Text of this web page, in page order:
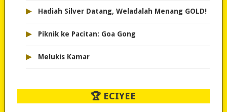
▸ Hadiah Silver Datang, Weladalah Menang GOLD!
▸ Piknik ke Pacitan: Goa Gong
▸ Melukis Kamar
🏆 ECIYEE